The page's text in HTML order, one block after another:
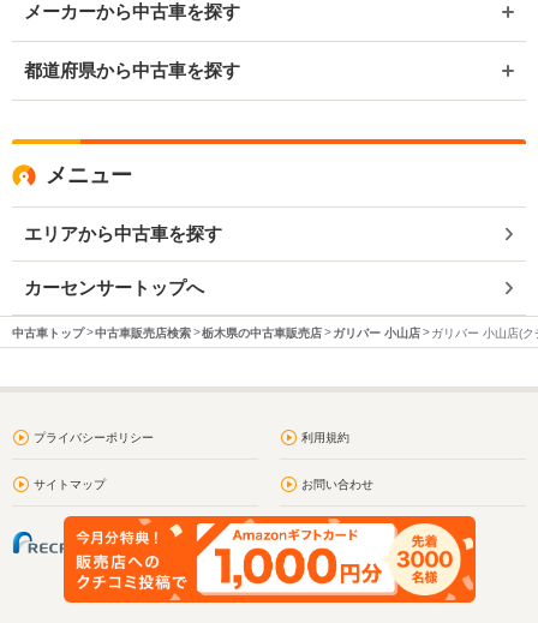
メーカーから中古車を探す
都道府県から中古車を探す
メニュー
エリアから中古車を探す
カーセンサートップへ
中古車トップ 中古車販売店検索 栃木県の中古車販売店 ガリバー 小山店 ガリバー 小山店(ク
プライバシーポリシー 利用規約
サイトマップ お問い合わせ